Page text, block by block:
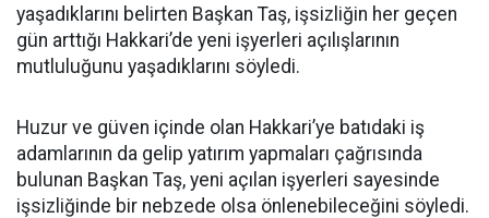
yaşadıklarını belirten Başkan Taş, işsizliğin her geçen
gün arttığı Hakkari’de yeni işyerleri açılışlarının
mutluluğunu yaşadıklarını söyledi.
Huzur ve güven içinde olan Hakkari’ye batıdaki iş
adamlarının da gelip yatırım yapmaları çağrısında
bulunan Başkan Taş, yeni açılan işyerleri sayesinde
işsizliğinde bir nebzede olsa önlenebileceğini söyledi.